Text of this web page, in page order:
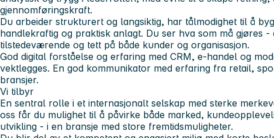
gjennomføringskraft.
Du arbeider strukturert og langsiktig, har tålmodighet til å
handlekraftig og praktisk anlagt. Du ser hva som må gjøres
tilstedeværende og tett på både kunder og organisasjon.
God digital forståelse og erfaring med CRM, e-handel og
vektlegges. En god kommunikator med erfaring fra retail,
bransjer.
Vi tilbyr
En sentral rolle i et internasjonalt selskap med sterke
oss får du mulighet til å påvirke både marked,
utvikling - i en bransje med store fremtidsmuligheter.